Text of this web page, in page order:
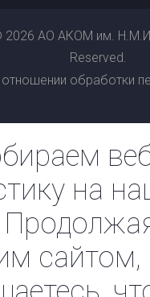
2026 АО АКОМ им.
Reserved.
отношении обработки
на
сайтом,